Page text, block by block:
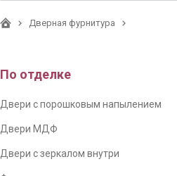
Дверная фурнитура
По отделке
Двери с порошковым напылением
Двери МДФ
Двери с зеркалом внутри